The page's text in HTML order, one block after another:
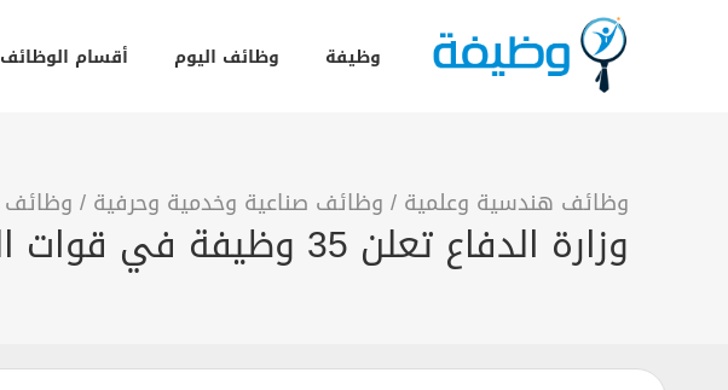
وظيفة وظائف اليوم أقسام الوظائف
وظائف هندسية وعلمية / وظائف صناعية وخدمية وحرفية / وظائف
وزارة الدفاع تعلن 35 وظيفة في قوات الدفاع الجوي الملكي السعودي 1443